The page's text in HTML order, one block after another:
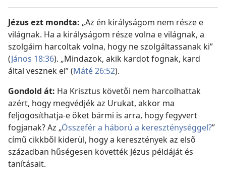
Jézus ezt mondta: „Az én királyságom nem része e
világnak. Ha a királyságom része volna e világnak, a
szolgáim harcoltak volna, hogy ne szolgáltassanak ki”
(János 18:36). „Mindazok, akik kardot fognak, kard
által vesznek el” (Máté 26:52).
Gondold át: Ha Krisztus követői nem harcolhattak
azért, hogy megvédjék az Urukat, akkor ma
feljogosíthatja-e őket bármi is arra, hogy fegyvert
fogjanak? Az „Összefér a háború a kereszténységgel?”
című cikkből kiderül, hogy a keresztények az első
században hűségesen követték Jézus példáját és
tanításait.